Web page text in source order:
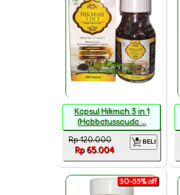
Kapsul Hikmah 3 in 1
(Habbatussauda ...
Rp 120.000
Rp 65.004
BELI
30-55% off